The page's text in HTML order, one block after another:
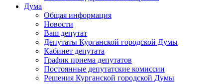
Дума
Общая информация
Новости
Ваш депутат
Депутаты Курганской городской Думы
Кабинет депутата
График приема депутатов
Постоянные депутатские комиссии
Решения Курганской городской Думы